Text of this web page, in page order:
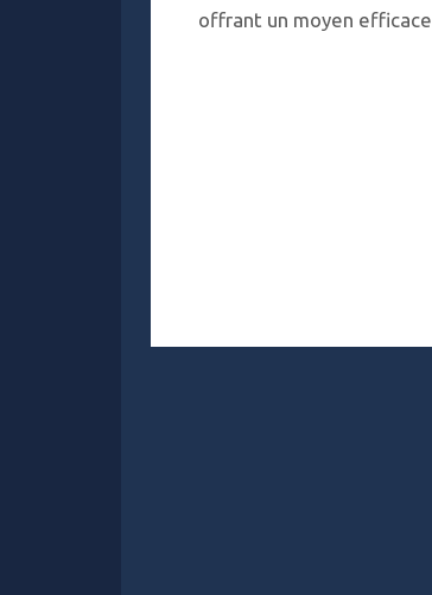
offrant un moyen